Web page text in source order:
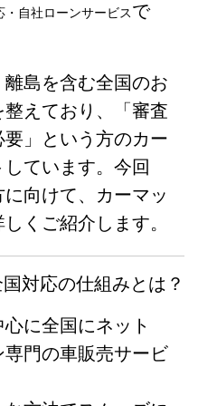
自社ローンサービスで
島を含む全国のお
えており、「審査
」という方のカー
ています。今回
向けて、カーマッ
くご紹介します。
対応の仕組みとは？
に全国にネット
門の車販売サービ